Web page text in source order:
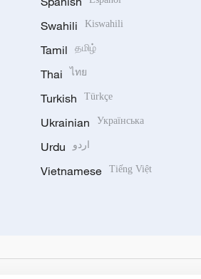
Swahili Kiswahili
Tamil தமிழ்
Thai ไทย
Turkish Türkçe
Ukrainian Українська
Urdu اردو
Vietnamese Tiếng Việt